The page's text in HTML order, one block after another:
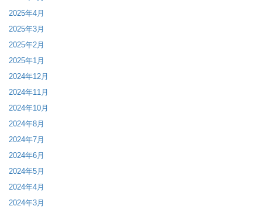
2025年4月
2025年3月
2025年2月
2025年1月
2024年12月
2024年11月
2024年10月
2024年8月
2024年7月
2024年6月
2024年5月
2024年4月
2024年3月